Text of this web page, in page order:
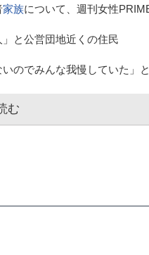
家族について、週刊女性
と公営団地近くの住民
のでみんな我慢していた」
む